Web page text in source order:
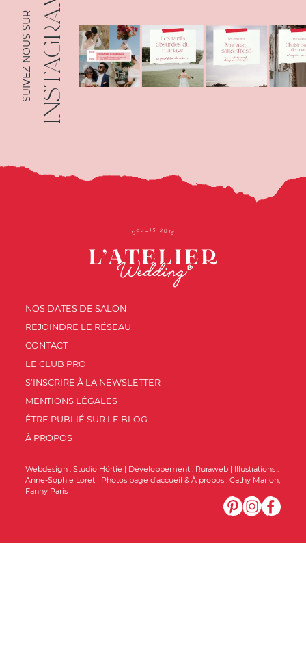
INSTAGRAM
SUIVEZ-NOUS SUR
NOS DATES DE SALON
REJOINDRE LE RÉSEAU
CONTACT
LE CLUB PRO
S’INSCRIRE À LA NEWSLETTER
MENTIONS LÉGALES
ÊTRE PUBLIÉ SUR LE BLOG
À PROPOS
Webdesign :Studio Hörtie | Développement : Ruraweb | Illustrations :
Anne-Sophie Loret | Photos page d’accueil & À propos :Cathy Marion,
Fanny Paris